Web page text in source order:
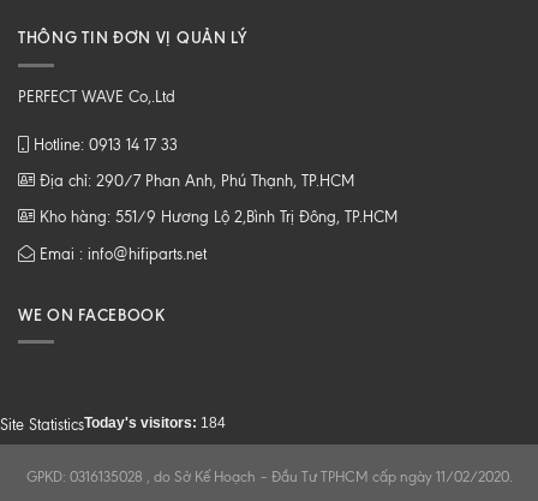
THÔNG TIN ĐƠN VỊ QUẢN LÝ
PERFECT WAVE Co,.Ltd
Hotline: 0913 14 17 33
Địa chỉ: 290/7 Phan Anh, Phú Thạnh, TP.HCM
Kho hàng: 551/9 Hương Lộ 2,Bình Trị Đông, TP.HCM
Emai : info@hifiparts.net
WE ON FACEBOOK
Site StatisticsToday's visitors: 184
GPKD: 0316135028 , do Sở Kế Hoạch – Đầu Tư TPHCM cấp ngày 11/02/2020.